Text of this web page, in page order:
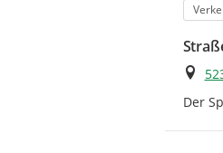
Ort
Der